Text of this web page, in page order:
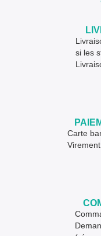
si les
Carte